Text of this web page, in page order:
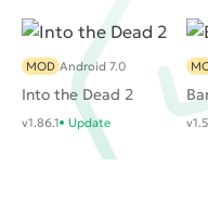
говорить о
лучшую
без которого
увеличивается в
порекомендовать
Into the Dead 2
MOD Android 7.0
v1.86.1 Update